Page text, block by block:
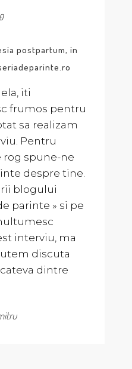
postpartum, in
iti
frumos pentru
sa realizam
Pentru
rog spune-ne
despre tine.
blogului
parinte » si pe
interviu, ma
discuta
dintre